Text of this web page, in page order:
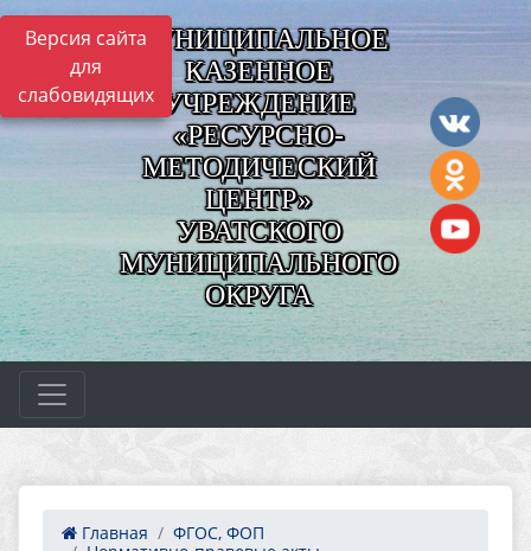
Версия сайта
для
слабовидящих
МУНИЦИПАЛЬНОЕ
КАЗЕННОЕ
УЧРЕЖДЕНИЕ
«РЕСУРСНО-
МЕТОДИЧЕСКИЙ
ЦЕНТР»
УВАТСКОГО
МУНИЦИПАЛЬНОГО
ОКРУГА
Главная
ФГОС, ФОП